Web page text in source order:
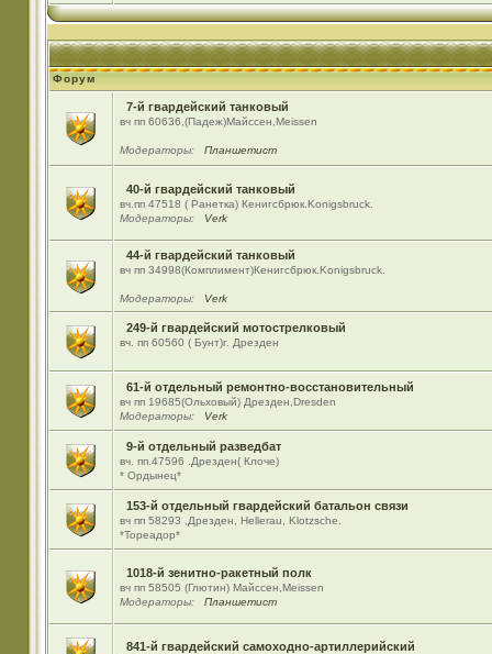
Форум
7-й гвардейский танковый
вч пп 60636,(Падеж)Майсcен,Meissen
Модераторы: Планшетист
40-й гвардейский танковый
вч.пп 47518 ( Ранетка) Кенигсбрюк.Konigsbruck.
Модераторы:
Verk
44-й гвардейский танковый
вч пп 34998(Комплимент)Кенигсбрюк.Konigsbruck.
Модераторы: Verk
249-й гвардейский мотострелковый
вч. пп 60560 ( Бунт)г. Дрезден
61-й отдельный ремонтно-восстановительный
вч пп 19685(Ольховый) Дрезден,Dresden
Модераторы:
Verk
9-й отдельный разведбат
вч. пп.47596 .Дрезден( Клоче)
* Ордынец*
153-й отдельный гвардейский батальон связи
вч пп 58293 ,Дрезден, Hellerau, Klotzsche.
*Тореадор*
1018-й зенитно-ракетный полк
вч пп 58505 (Глютин) Майсcен,Meissen
Модераторы:
Планшетист
841-й гвардейский самоходно-артиллерийский